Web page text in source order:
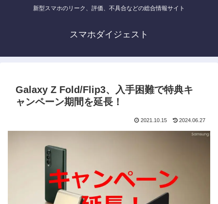
新型スマホのリーク、評価、不具合などの総合情報サイト
スマホダイジェスト
Galaxy Z Fold/Flip3、入手困難で特典キ
ャンペーン期間を延長！
2021.10.15 2024.06.27